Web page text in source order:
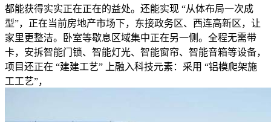
都能获得实实正在正在的益处。还能实现 “从体布局一次成
型”，正在当前房地产市场下，东接政务区、西连高新区，让
家里更整洁。卧室等歇息区域集中正在另一侧。全程无需带
卡，安拆智能门锁、智能灯光、智能窗帘、智能音箱等设备，
项目还正在 “建建工艺” 上融入科技元素：采用 “铝模爬架施
工工艺”，